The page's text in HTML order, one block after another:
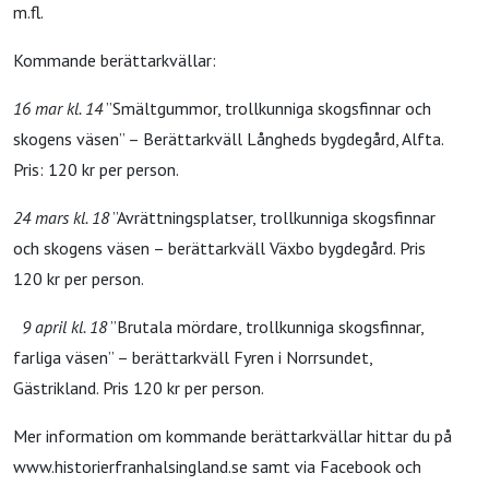
m.fl.
Kommande berättarkvällar:
16 mar kl. 14”Smältgummor, trollkunniga skogsfinnar och
skogens väsen” – Berättarkväll Långheds bygdegård, Alfta.
Pris: 120 kr per person.
24 mars kl. 18”Avrättningsplatser, trollkunniga skogsfinnar
och skogens väsen – berättarkväll Växbo bygdegård. Pris
120 kr per person.
9 april kl. 18”Brutala mördare, trollkunniga skogsfinnar,
farliga väsen” – berättarkväll Fyren i Norrsundet,
Gästrikland. Pris 120 kr per person.
Mer information om kommande berättarkvällar hittar du på
www.historierfranhalsingland.se samt via Facebook och